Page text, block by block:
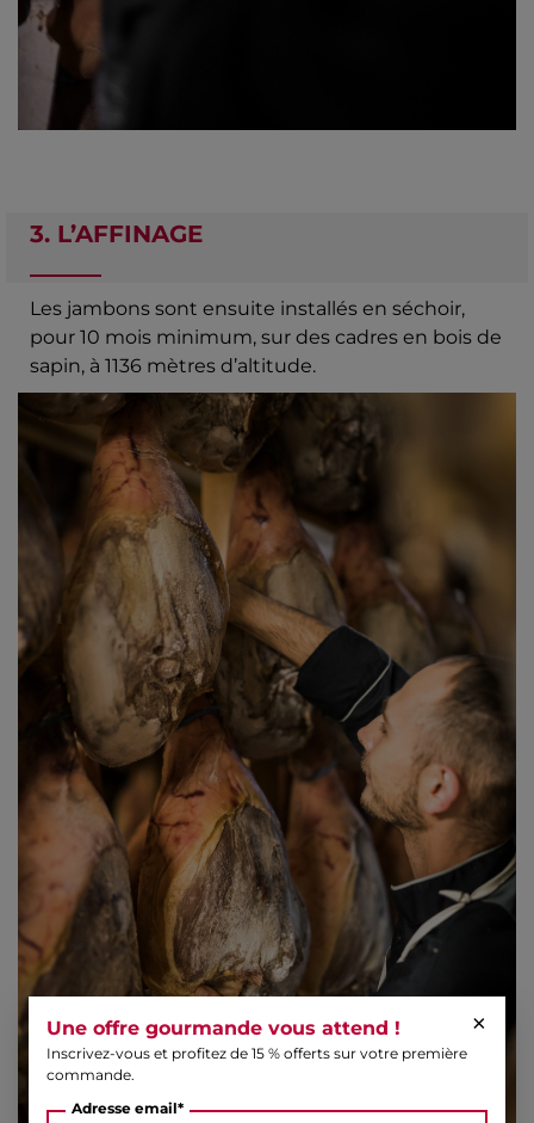
3. L’AFFINAGE
Les jambons sont ensuite installés en séchoir,
pour 10 mois minimum, sur des cadres en bois de
sapin, à 1136 mètres d’altitude.
×
Une offre gourmande vous attend !
Inscrivez-vous et profitez de 15 % offerts sur votre première
commande.
Adresse email*